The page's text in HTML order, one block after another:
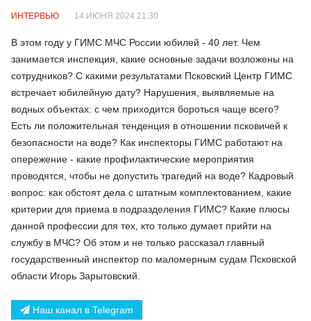
ИНТЕРВЬЮ 14 ИЮНЯ 2024 21:30
В этом году у ГИМС МЧС России юбилей - 40 лет. Чем
занимается инспекция, какие основные задачи возложены на
сотрудников? С какими результатами Псковский Центр ГИМС
встречает юбилейную дату? Нарушения, выявляемые на
водных объектах: с чем приходится бороться чаще всего?
Есть ли положительная тенденция в отношении псковичей к
безопасности на воде? Как инспекторы ГИМС работают на
опережение - какие профилактические мероприятия
проводятся, чтобы не допустить трагедий на воде? Кадровый
вопрос: как обстоят дела с штатным комплектованием, какие
критерии для приема в подразделения ГИМС? Какие плюсы
данной профессии для тех, кто только думает прийти на
службу в МЧС? Об этом и не только рассказал главный
государственный инспектор по маломерным судам Псковской
области Игорь Зарытовский.
Наш канал в Telegram